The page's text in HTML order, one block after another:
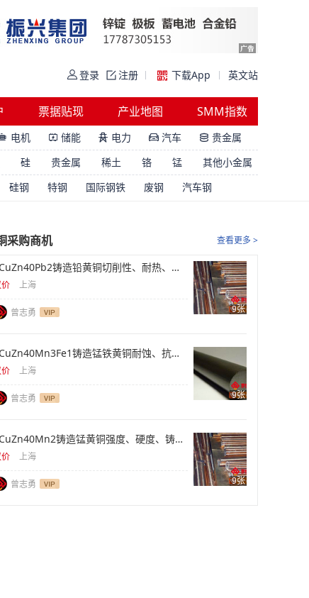
登录 注册 下载App 英文站
票据贴现 产业地图 SMM指数
电机  储能  电力  汽车  贵金属
硅 贵金属 稀土 铬 锰
其他小金属
硅钢 特钢 国际钢铁 废钢 汽车钢
采购商机 查看更多 >
ZCuZn40Pb2铸造铅黄铜切削性、耐热、阀体库存
上海
曾志勇 9张
ZCuZn40Mn3Fe1铸造锰铁黄铜耐蚀、抗拉、重型件
上海
曾志勇 9张
ZCuZn40Mn2铸造锰黄铜强度、硬度、铸件供应
上海
曾志勇 9张